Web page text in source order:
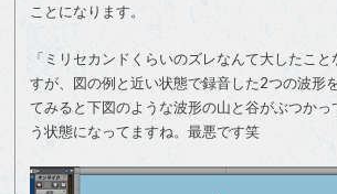
ことになります。
「ミリセカンドくらいのズレなんて大したこ
すが、図の例と近い状態で録音した2つの波形
てみると下図のような波形の山と谷がぶつかっ
う状態になってますね。最悪です笑